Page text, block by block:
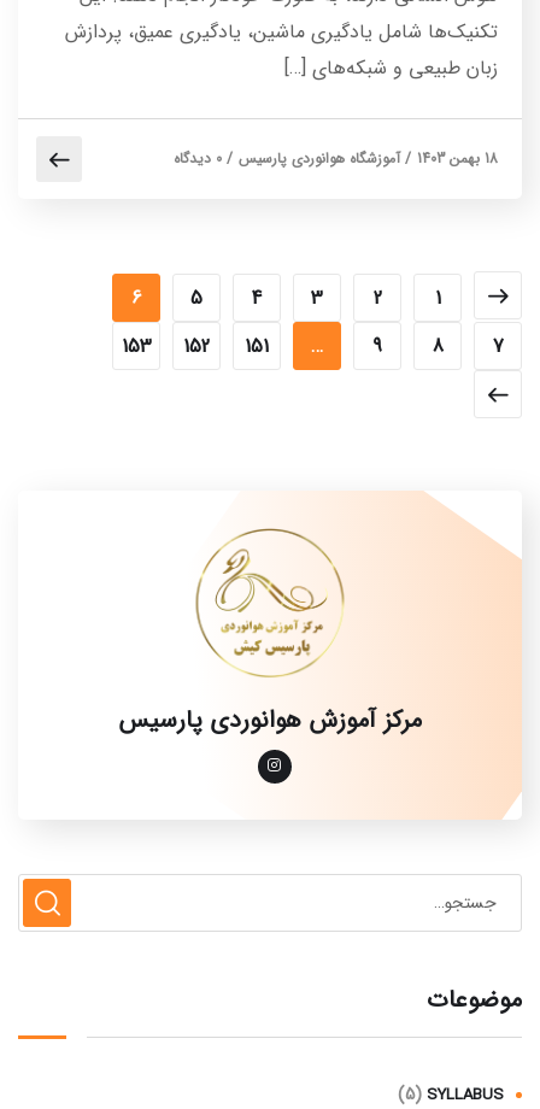
تکنیک‌ها شامل یادگیری ماشین، یادگیری عمیق، پردازش
زبان طبیعی و شبکه‌های […]
18 بهمن 1403 /آموزشگاه هوانوردی پارسیس / 0 دیدگاه
1
2
3
4
5
6
7
8
9
…
151
152
153
مرکز آموزش هوانوردی پارسیس
موضوعات
SYLLABUS
(5)